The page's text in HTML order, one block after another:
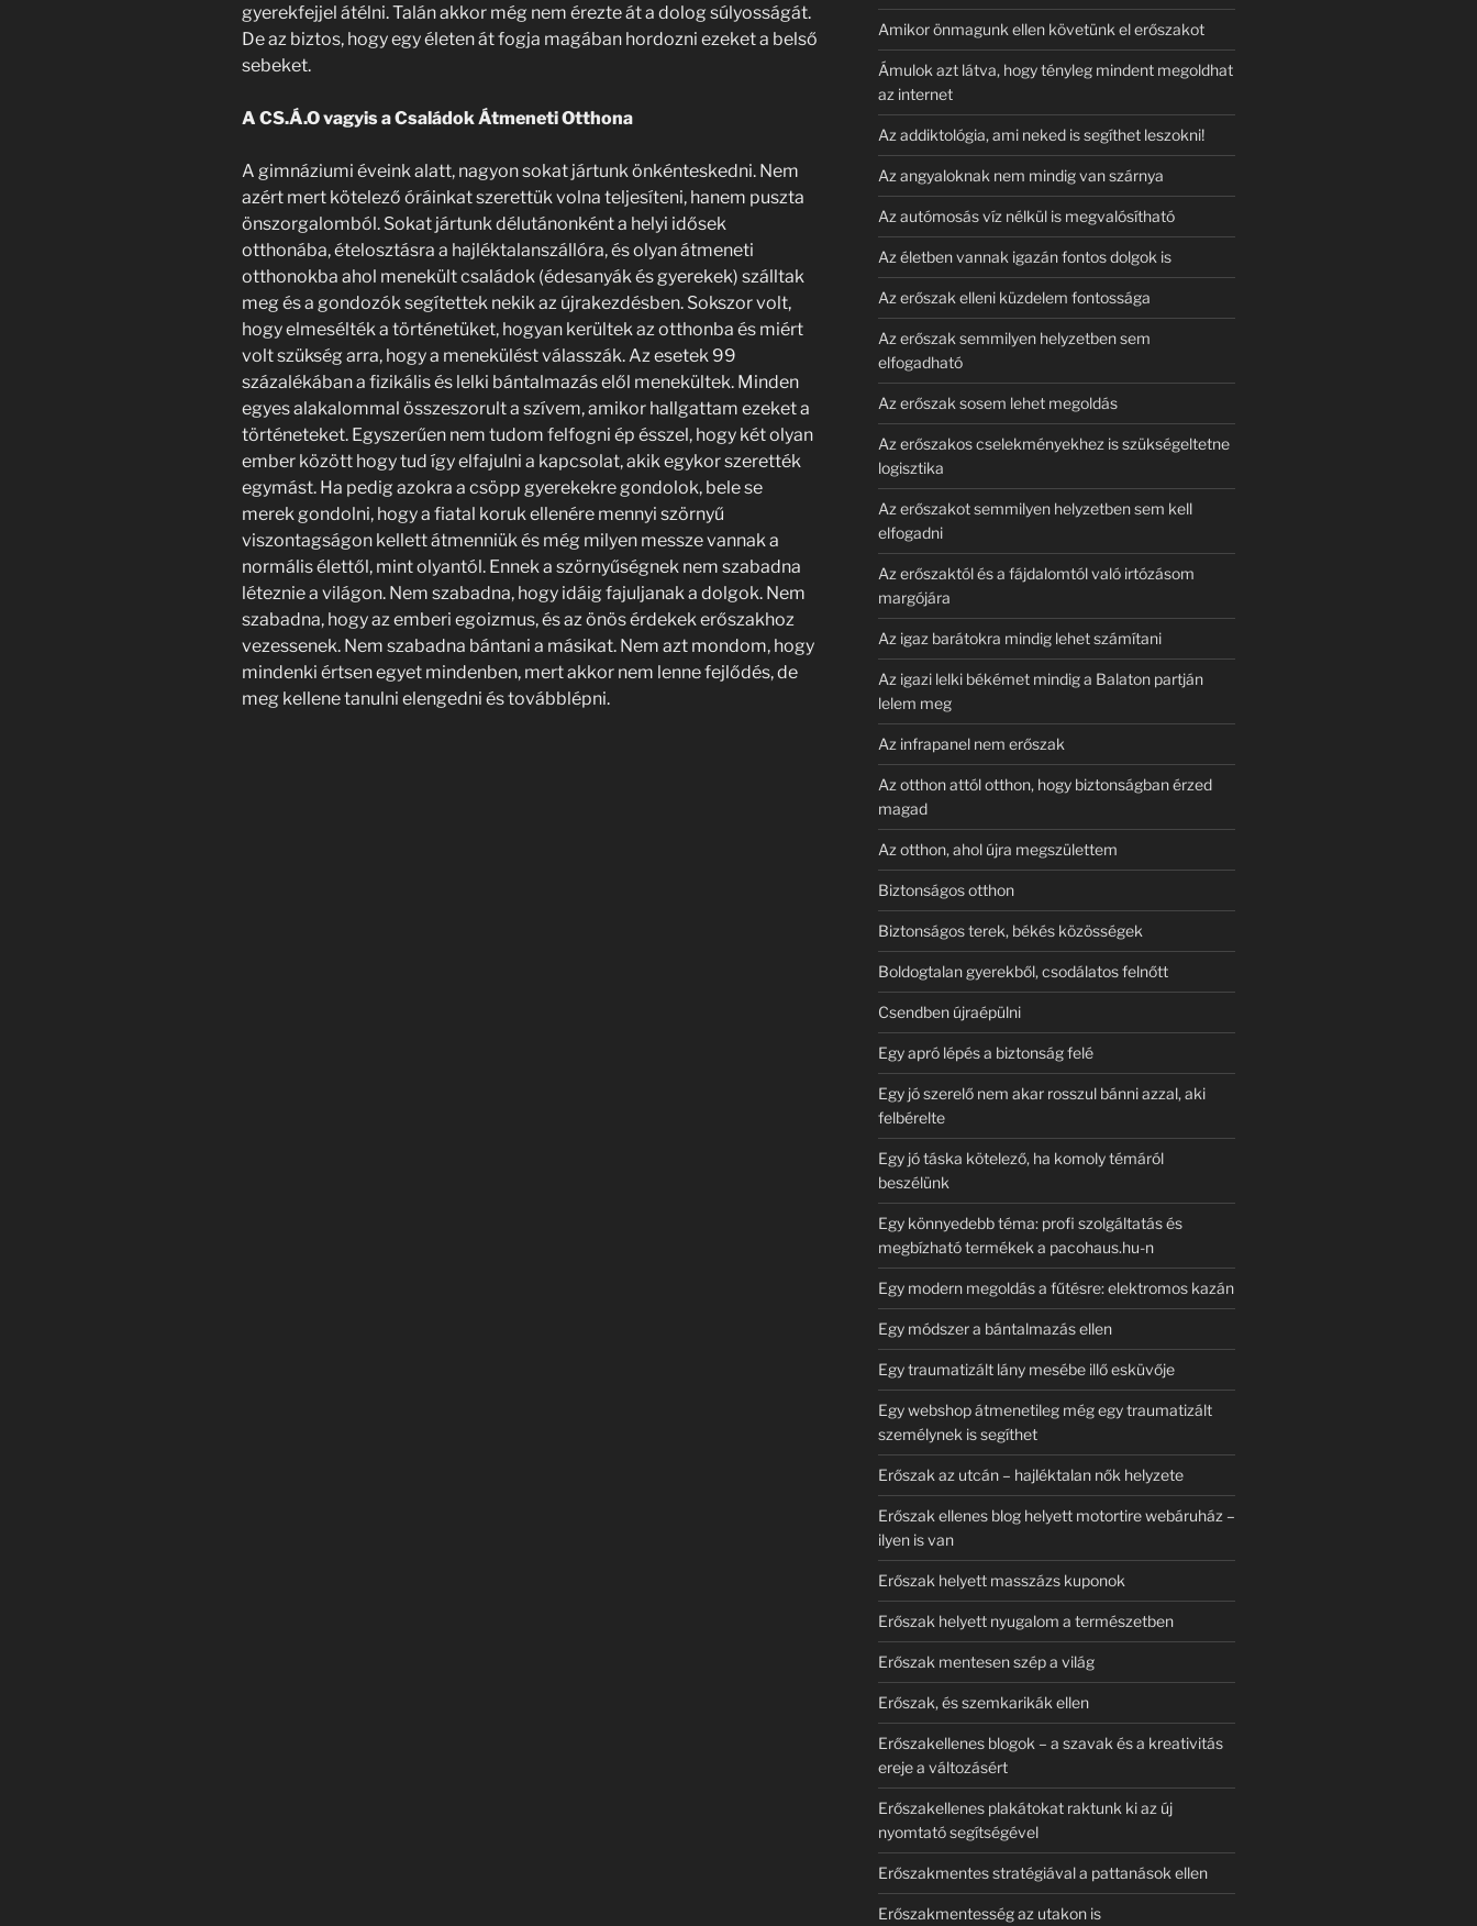
gyerekfejjel átélni. Talán akkor még nem érezte át a dolog súlyosságát.
De az biztos, hogy egy életen át fogja magában hordozni ezeket a belső
sebeket.
A CS.Á.O vagyis a Családok Átmeneti Otthona
A gimnáziumi éveink alatt, nagyon sokat jártunk önkénteskedni. Nem
azért mert kötelező óráinkat szerettük volna teljesíteni, hanem puszta
önszorgalomból. Sokat jártunk délutánonként a helyi idősek
otthonába, ételosztásra a hajléktalanszállóra, és olyan átmeneti
otthonokba ahol menekült családok (édesanyák és gyerekek) szálltak
meg és a gondozók segítettek nekik az újrakezdésben. Sokszor volt,
hogy elmesélték a történetüket, hogyan kerültek az otthonba és miért
volt szükség arra, hogy a menekülést válasszák. Az esetek 99
százalékában a fizikális és lelki bántalmazás elől menekültek. Minden
egyes alakalommal összeszorult a szívem, amikor hallgattam ezeket a
történeteket. Egyszerűen nem tudom felfogni ép ésszel, hogy két olyan
ember között hogy tud így elfajulni a kapcsolat, akik egykor szerették
egymást. Ha pedig azokra a csöpp gyerekekre gondolok, bele se
merek gondolni, hogy a fiatal koruk ellenére mennyi szörnyű
viszontagságon kellett átmenniük és még milyen messze vannak a
normális élettől, mint olyantól. Ennek a szörnyűségnek nem szabadna
léteznie a világon. Nem szabadna, hogy idáig fajuljanak a dolgok. Nem
szabadna, hogy az emberi egoizmus, és az önös érdekek erőszakhoz
vezessenek. Nem szabadna bántani a másikat. Nem azt mondom, hogy
mindenki értsen egyet mindenben, mert akkor nem lenne fejlődés, de
meg kellene tanulni elengedni és továbblépni.
Amikor önmagunk ellen követünk el erőszakot
Ámulok azt látva, hogy tényleg mindent megoldhat
az internet
Az addiktológia, ami neked is segíthet leszokni!
Az angyaloknak nem mindig van szárnya
Az autómosás víz nélkül is megvalósítható
Az életben vannak igazán fontos dolgok is
Az erőszak elleni küzdelem fontossága
Az erőszak semmilyen helyzetben sem
elfogadható
Az erőszak sosem lehet megoldás
Az erőszakos cselekményekhez is szükségeltetne
logisztika
Az erőszakot semmilyen helyzetben sem kell
elfogadni
Az erőszaktól és a fájdalomtól való irtózásom
margójára
Az igaz barátokra mindig lehet számítani
Az igazi lelki békémet mindig a Balaton partján
lelem meg
Az infrapanel nem erőszak
Az otthon attól otthon, hogy biztonságban érzed
magad
Az otthon, ahol újra megszülettem
Biztonságos otthon
Biztonságos terek, békés közösségek
Boldogtalan gyerekből, csodálatos felnőtt
Csendben újraépülni
Egy apró lépés a biztonság felé
Egy jó szerelő nem akar rosszul bánni azzal, aki
felbérelte
Egy jó táska kötelező, ha komoly témáról
beszélünk
Egy könnyedebb téma: profi szolgáltatás és
megbízható termékek a pacohaus.hu-n
Egy modern megoldás a fűtésre: elektromos kazán
Egy módszer a bántalmazás ellen
Egy traumatizált lány mesébe illő esküvője
Egy webshop átmenetileg még egy traumatizált
személynek is segíthet
Erőszak az utcán – hajléktalan nők helyzete
Erőszak ellenes blog helyett motortire webáruház –
ilyen is van
Erőszak helyett masszázs kuponok
Erőszak helyett nyugalom a természetben
Erőszak mentesen szép a világ
Erőszak, és szemkarikák ellen
Erőszakellenes blogok – a szavak és a kreativitás
ereje a változásért
Erőszakellenes plakátokat raktunk ki az új
nyomtató segítségével
Erőszakmentes stratégiával a pattanások ellen
Erőszakmentesség az utakon is